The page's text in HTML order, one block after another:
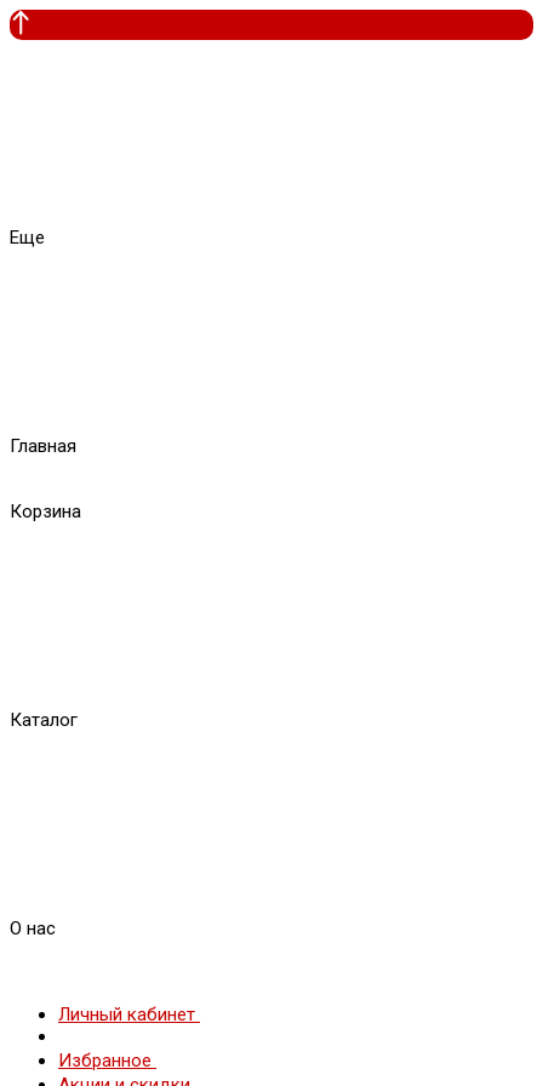
Еще
Главная
Корзина
Каталог
О нас
Личный кабинет
Избранное